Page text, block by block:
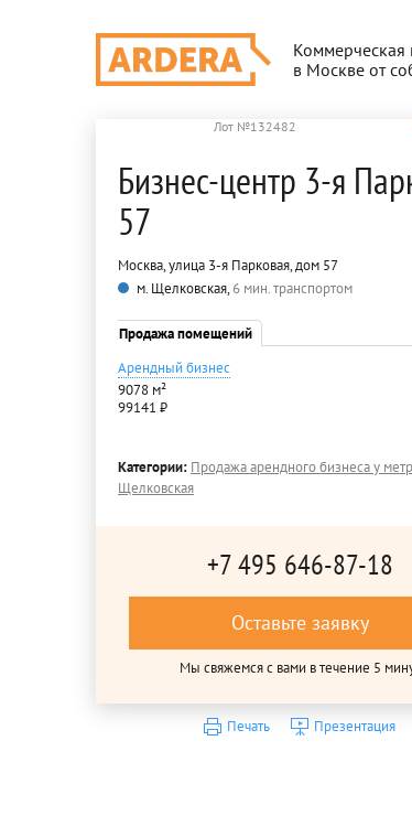
Коммерческая
в Москве от
Лот №132482
Бизнес-центр 3-я
57
Москва, улица 3-я Парковая, дом 57
м. Щелковская,6 мин. транспортом
Продажа помещений
Арендный бизнес
9078 м²
99141 ₽
Категории: Продажа арендного бизнеса у
Щелковская
+7 495 646-87-18
Оставьте заявку
Мы свяжемся с вами в течение 5
Печать Презентация